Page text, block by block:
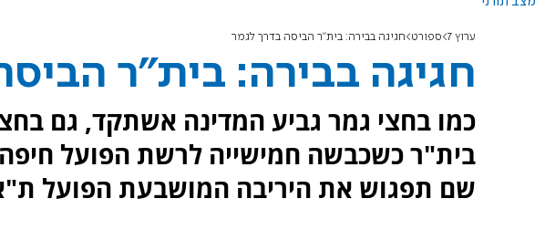
ערוץ 7 ספורט חגיגה בבירה: בית"ר הביסה בדרך לגמר
חגיגה בבירה: בית"ר
כמו בחצי גמר גביע המדינה אשתקד, גם
בית"ר כשכבשה חמישייה לרשת הפועל
שם תפגוש את היריבה המושבעת הפועל